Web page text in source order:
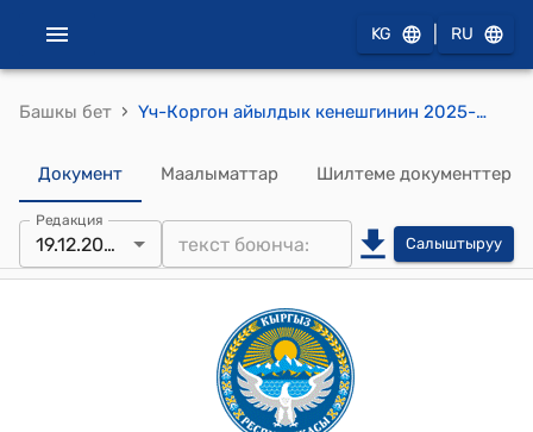
KG RU
Башкы бет › Үч-Коргон айылдык кенешгинин 2025-жылдын 19-декабрындагы №01-06/14-02 "Үч-Коргон айыл аймагынын калкын ичүүчү суу менен камсыздоо боюнча кызматына тарифтерди белгилөө жөнүндө" токтому
Документ Маалыматтар Шилтеме документтер
Редакция
19.12.2025 Салыштыруу